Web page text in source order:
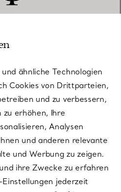
ähnliche Technologien
Cookies von Drittparteien,
und zu verbessern,
erhöhen, Ihre
Analysen
und anderen relevante
und Werbung zu zeigen.
ihre Zwecke zu erfahren
jederzeit